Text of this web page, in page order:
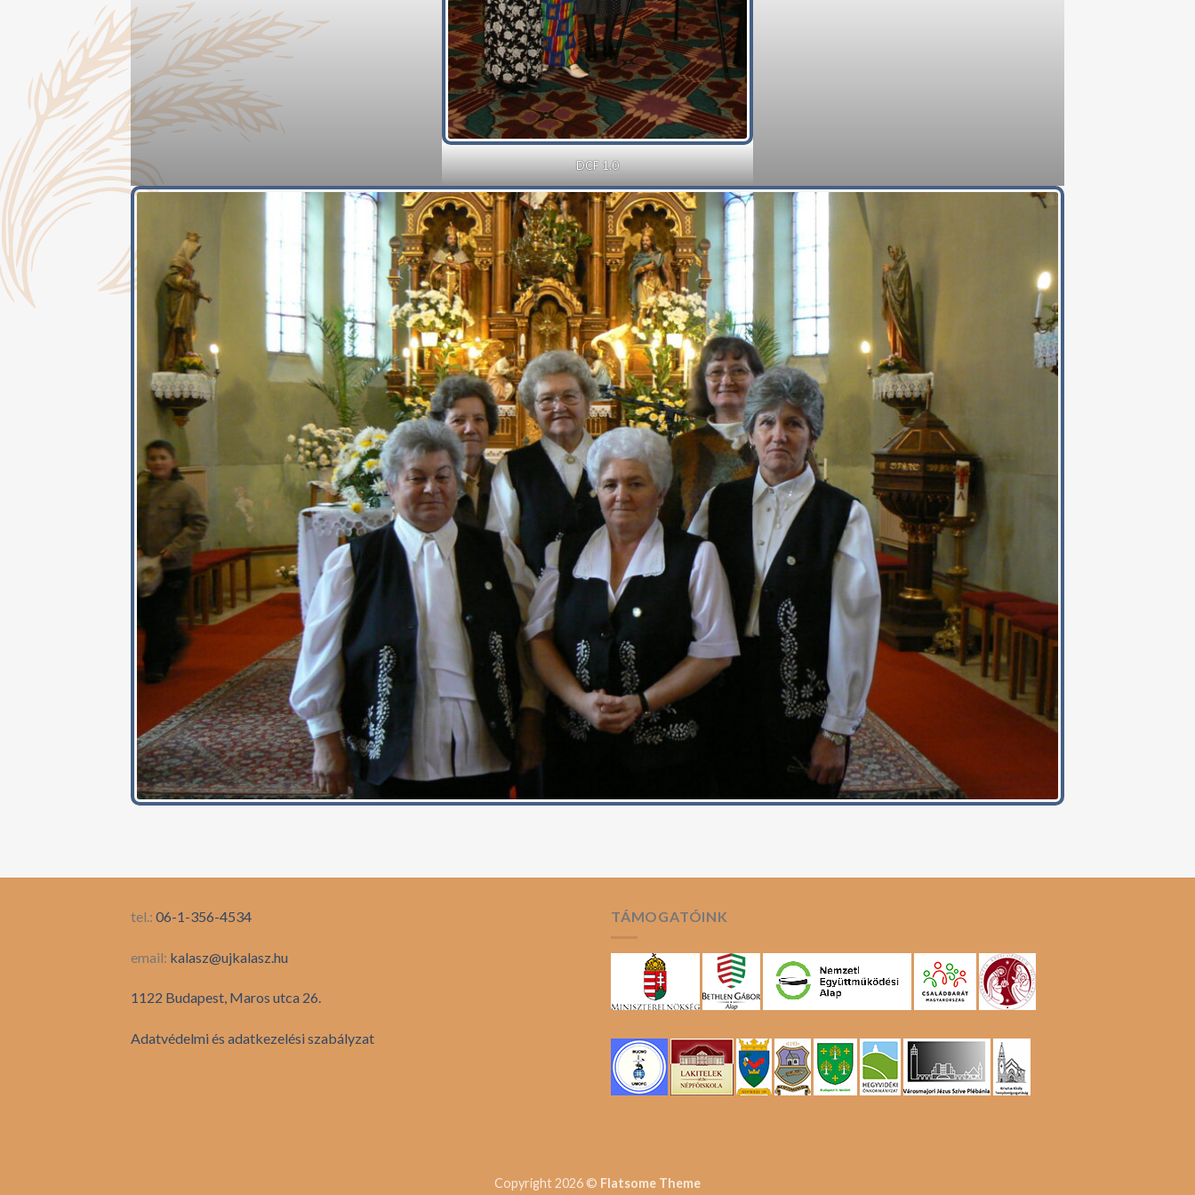
DCF 1.0
tel.: 06-1-356-4534
email: kalasz@ujkalasz.hu
1122 Budapest, Maros utca 26.
Adatvédelmi és adatkezelési szabályzat
TÁMOGATÓINK
Copyright 2026 © Flatsome Theme